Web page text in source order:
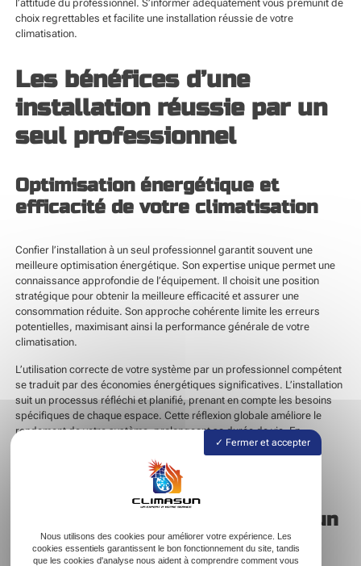
l’attitude du professionnel. S’informer adéquatement vous prémunit de
choix regrettables et facilite une installation réussie de votre
climatisation.
Les bénéfices d’une
installation réussie par un
seul professionnel
Optimisation énergétique et
efficacité de votre climatisation
Confier l’installation à un seul professionnel garantit souvent une
meilleure optimisation énergétique. Son expertise unique permet une
connaissance approfondie de l’équipement. Il choisit une position
stratégique pour obtenir la meilleure efficacité et assurer une
consommation réduite. Son approche cohérente limite les erreurs
potentielles, maximisant ainsi la performance générale de votre
climatisation.
L’utilisation correcte de votre système par un professionnel compétent
se traduit par des économies énergétiques significatives. L’installation
suit un processus réfléchi et planifié, prenant en compte les besoins
spécifiques de chaque espace. Cette réflexion globale améliore le
rendement de votre système, prolongeant sa durée de vie. En
diminuant la consommation énergétique inutile, vous réalisez des
économies sur vos factures électriques tout en préservant
Maintenance simplifiée grâce à un
unique interlocuteur
Fermer et accepter
Nous utilisons des cookies pour améliorer votre expérience. Les
cookies essentiels garantissent le bon fonctionnement du site, tandis
que les cookies d'analyse nous aident à comprendre comment vous